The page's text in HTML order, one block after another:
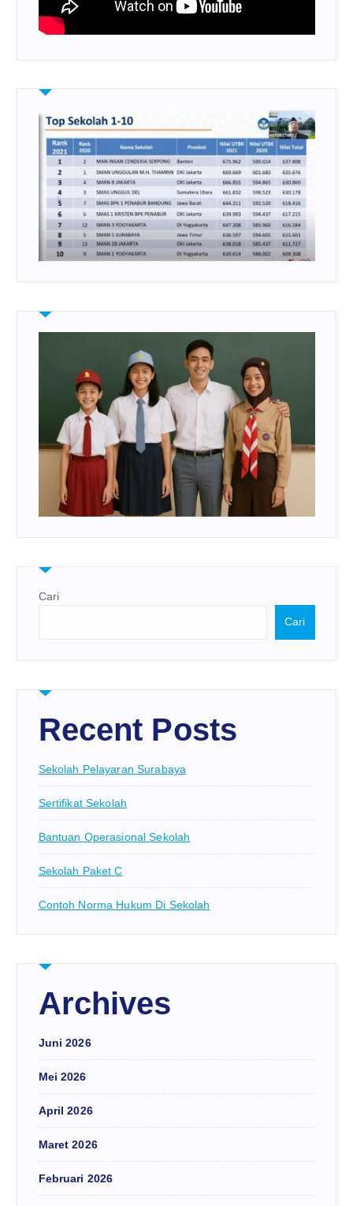
Cari
Cari
Recent Posts
Sekolah Pelayaran Surabaya
Sertifikat Sekolah
Bantuan Operasional Sekolah
Sekolah Paket C
Contoh Norma Hukum Di Sekolah
Archives
Juni 2026
Mei 2026
April 2026
Maret 2026
Februari 2026